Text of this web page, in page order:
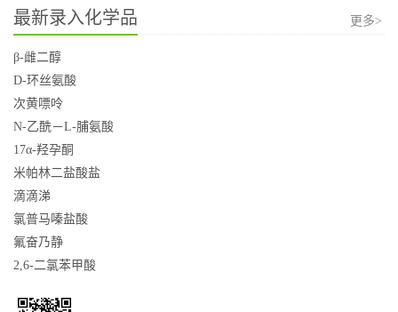
最新录入化学品 更多>
β-雌二醇
D-环丝氨酸
次黄嘌呤
N-乙酰－L-脯氨酸
17α-羟孕酮
米帕林二盐酸盐
滴滴涕
氯普马嗪盐酸
氟奋乃静
2,6-二氯苯甲酸